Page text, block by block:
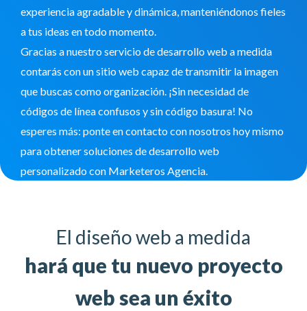
experiencia agradable y dinámica, manteniéndonos fieles
a tus ideas en todo momento.
Gracias a nuestro servicio de desarrollo web a medida
contarás con un sitio web capaz de transmitir la imagen
que buscas como organización. ¡Sin necesidad de
códigos de línea confusos y sin código basura! No
esperes más: ponte en contacto con nosotros hoy mismo
para obtener soluciones de desarrollo web
personalizado con Marketeros Agencia.
El diseño web a medida
hará que tu nuevo proyecto
web sea un éxito